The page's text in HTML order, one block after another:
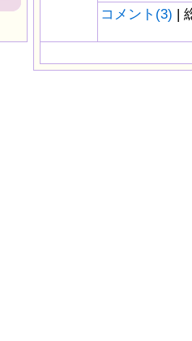
コメント(3) |